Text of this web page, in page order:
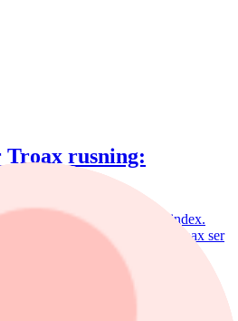
rusning:
juli, mot 2,2% för jämförelseindex.
bidrog till uppgången. I Troax ser
stor potential.